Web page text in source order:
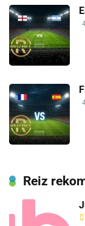
Reiz